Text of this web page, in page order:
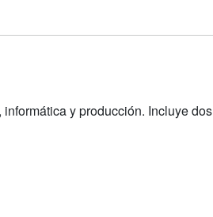
y producción. Incluye dos